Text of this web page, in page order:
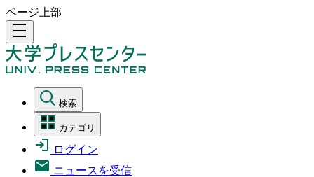
ページ上部
density_medium
検索
カテゴリ
ログイン
ニュースを受信